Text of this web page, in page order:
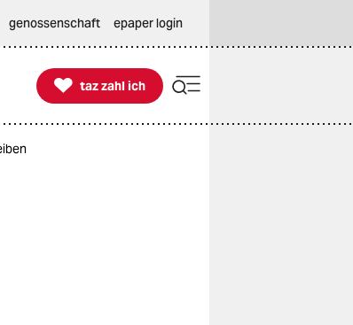
genossenschaft epaper login

taz zahl ich
taz zahl ich